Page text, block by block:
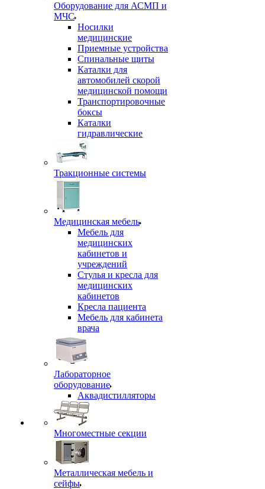
Оборудование для АСМП и
МЧС
Носилки
медицинские
Приемные устройства
Спинальные щиты
Каталки для
автомобилей скорой
медицинской помощи
Транспортировочные
боксы
Каталки
гидравлические
Тракционные системы
Медицинская мебель
Мебель для
медицинских
кабинетов и
учреждений
Стулья и кресла для
медицинских
кабинетов
Кресла пациента
Мебель для кабинета
врача
Лабораторное
оборудование
Аквадистилляторы
Многоместные секции
Металлическая мебель и
сейфы